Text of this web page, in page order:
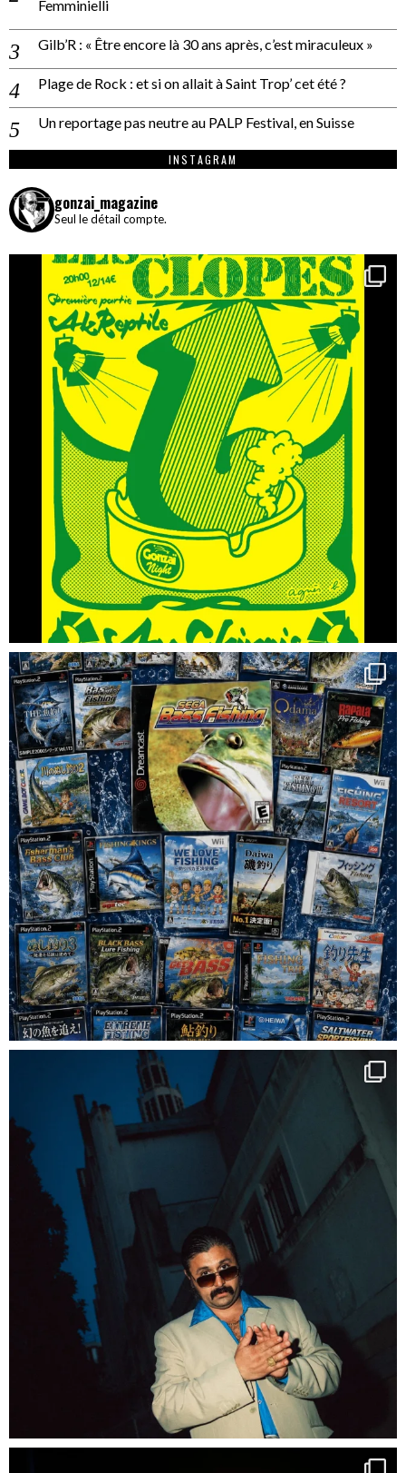
Femminielli
Gilb’R : « Être encore là 30 ans après, c’est miraculeux »
Plage de Rock : et si on allait à Saint Trop’ cet été ?
Un reportage pas neutre au PALP Festival, en Suisse
INSTAGRAM
gonzai_magazine
Seul le détail compte.